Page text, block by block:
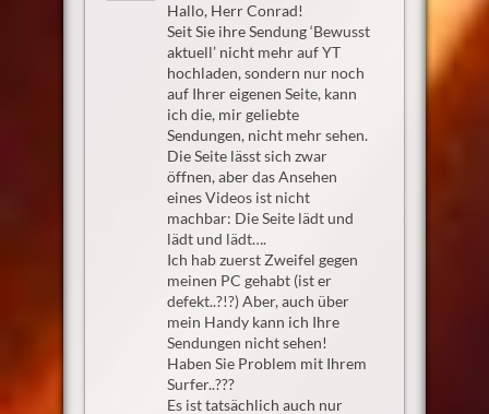
Hallo, Herr Conrad!
Seit Sie ihre Sendung ‘Bewusst
aktuell’ nicht mehr auf YT
hochladen, sondern nur noch
auf Ihrer eigenen Seite, kann
ich die, mir geliebte
Sendungen, nicht mehr sehen.
Die Seite lässt sich zwar
öffnen, aber das Ansehen
eines Videos ist nicht
machbar: Die Seite lädt und
lädt und lädt….
Ich hab zuerst Zweifel gegen
meinen PC gehabt (ist er
defekt..?!?) Aber, auch über
mein Handy kann ich Ihre
Sendungen nicht sehen!
Haben Sie Problem mit Ihrem
Surfer..???
Es ist tatsächlich auch nur